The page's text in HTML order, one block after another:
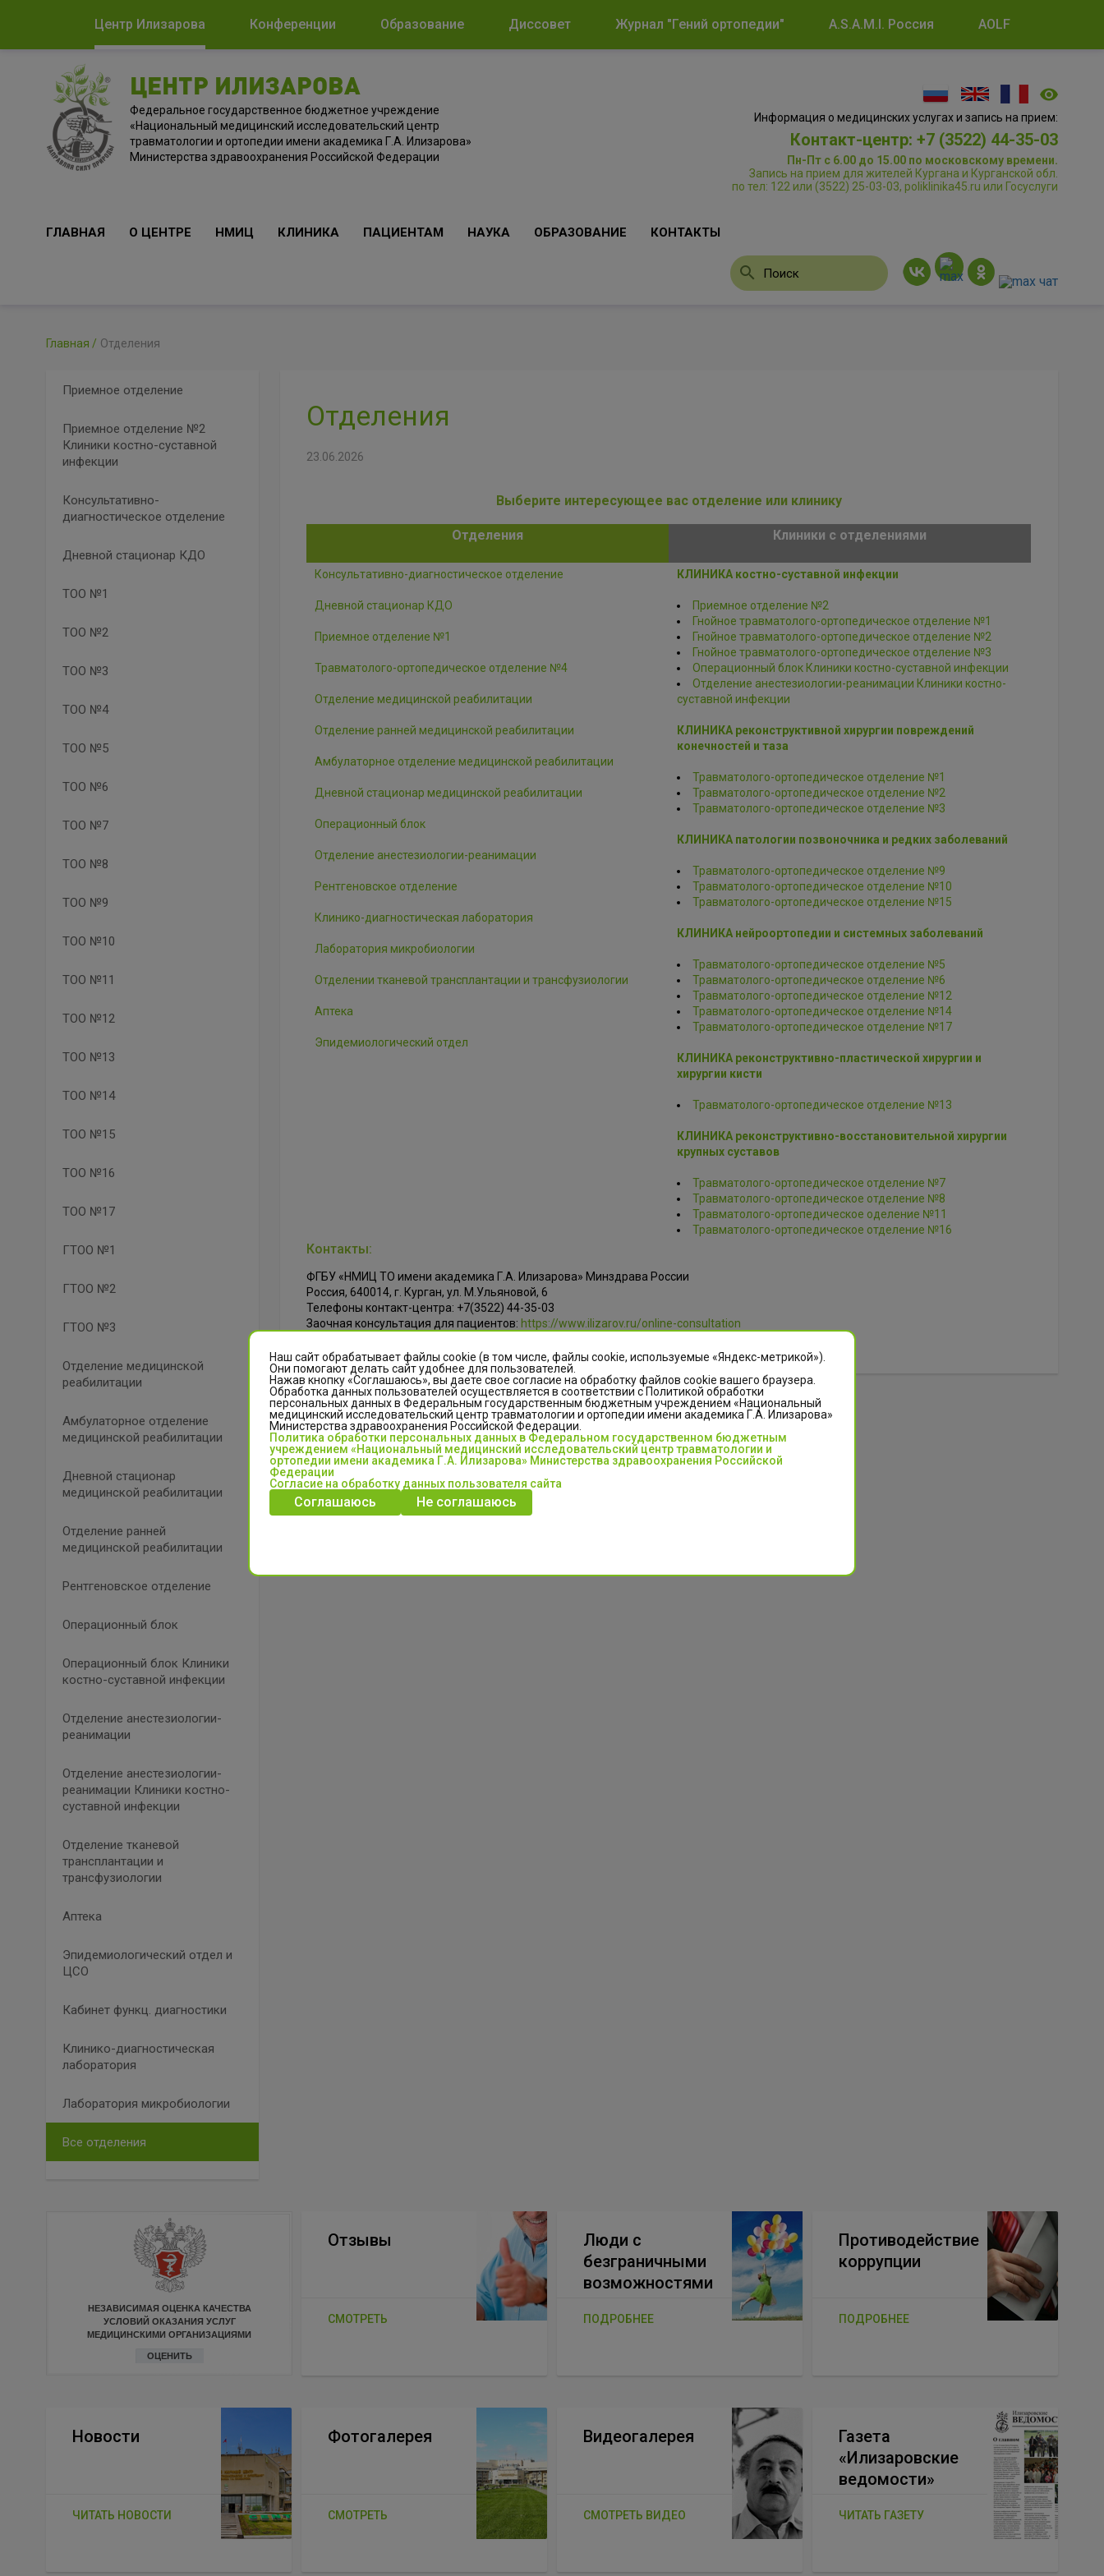
Центр Илизарова Конференции Образование Диссовет Журнал "Гений ортопедии" A.S.A.M.I. Россия AOLF
ЦЕНТР ИЛИЗАРОВА
Федеральное государственное бюджетное учреждение
«Национальный медицинский исследовательский центр
травматологии и ортопедии имени академика Г.А. Илизарова»
Министерства здравоохранения Российской Федерации
Информация о медицинских услугах и запись на прием:
Контакт-центр: +7 (3522) 44-35-03
Пн-Пт с 6.00 до 15.00 по московскому времени.
Запись на прием для жителей Кургана и Курганской обл.
по тел: 122 или (3522) 25-03-03, poliklinika45.ru или Госуслуги
ГЛАВНАЯ О ЦЕНТРЕ НМИЦ КЛИНИКА ПАЦИЕНТАМ НАУКА ОБРАЗОВАНИЕ КОНТАКТЫ
Главная Отделения
Приемное отделение
Приемное отделение №2
Клиники костно-суставной
инфекции
Консультативно-
диагностическое отделение
Дневной стационар КДО
ТОО №1
ТОО №2
ТОО №3
ТОО №4
ТОО №5
ТОО №6
ТОО №7
ТОО №8
ТОО №9
ТОО №10
ТОО №11
ТОО №12
ТОО №13
ТОО №14
ТОО №15
ТОО №16
ТОО №17
ГТОО №1
ГТОО №2
ГТОО №3
Отделение медицинской
реабилитации
Амбулаторное отделение
медицинской реабилитации
Дневной стационар
медицинской реабилитации
Отделение ранней
медицинской реабилитации
Рентгеновское отделение
Операционный блок
Операционный блок Клиники
костно-суставной инфекции
Отделение анестезиологии-
реанимации
Отделение анестезиологии-
реанимации Клиники костно-
суставной инфекции
Отделение тканевой
трансплантации и
трансфузиологии
Аптека
Эпидемиологический отдел и
ЦСО
Кабинет функц. диагностики
Клинико-диагностическая
лаборатория
Лаборатория микробиологии
Все отделения
Отделения
23.06.2026
Выберите интересующее вас отделение или клинику
Отделения Клиники с отделениями
Консультативно-диагностическое отделение
Дневной стационар КДО
Приемное отделение №1
Травматолого-ортопедическое отделение №4
Отделение медицинской реабилитации
Отделение ранней медицинской реабилитации
Амбулаторное отделение медицинской реабилитации
Дневной стационар медицинской реабилитации
Операционный блок
Отделение анестезиологии-реанимации
Рентгеновское отделение
Клинико-диагностическая лаборатория
Лаборатория микробиологии
Отделении тканевой трансплантации и трансфузиологии
Аптека
Эпидемиологический отдел
КЛИНИКА костно-суставной инфекции
Приемное отделение №2
Гнойное травматолого-ортопедическое отделение №1
Гнойное травматолого-ортопедическое отделение №2
Гнойное травматолого-ортопедическое отделение №3
Операционный блок Клиники костно-суставной инфекции
Отделение анестезиологии-реанимации Клиники костно-
суставной инфекции
КЛИНИКА реконструктивной хирургии повреждений
конечностей и таза
Травматолого-ортопедическое отделение №1
Травматолого-ортопедическое отделение №2
Травматолого-ортопедическое отделение №3
КЛИНИКА патологии позвоночника и редких заболеваний
Травматолого-ортопедическое отделение №9
Травматолого-ортопедическое отделение №10
Травматолого-ортопедическое отделение №15
КЛИНИКА нейроортопедии и системных заболеваний
Травматолого-ортопедическое отделение №5
Травматолого-ортопедическое отделение №6
Травматолого-ортопедическое отделение №12
Травматолого-ортопедическое отделение №14
Травматолого-ортопедическое отделение №17
КЛИНИКА реконструктивно-пластической хирургии и
хирургии кисти
Травматолого-ортопедическое отделение №13
КЛИНИКА реконструктивно-восстановительной хирургии
крупных суставов
Травматолого-ортопедическое отделение №7
Травматолого-ортопедическое отделение №8
Травматолого-ортопедическое оделение №11
Травматолого-ортопедическое отделение №16
Контакты:
ФГБУ «НМИЦ ТО имени академика Г.А. Илизарова» Минздрава России
Россия, 640014, г. Курган, ул. М.Ульяновой, 6
Телефоны контакт-центра: +7(3522) 44-35-03
Заочная консультация для пациентов: https://www.ilizarov.ru/online-consultation
НЕЗАВИСИМАЯ ОЦЕНКА КАЧЕСТВА
УСЛОВИЙ ОКАЗАНИЯ УСЛУГ
МЕДИЦИНСКИМИ ОРГАНИЗАЦИЯМИ
ОЦЕНИТЬ
Отзывы
СМОТРЕТЬ
Люди с
безграничными
возможностями
ПОДРОБНЕЕ
Противодействие
коррупции
ПОДРОБНЕЕ
Новости
ЧИТАТЬ НОВОСТИ
Фотогалерея
СМОТРЕТЬ
Видеогалерея
СМОТРЕТЬ ВИДЕО
Газета
«Илизаровские
ведомости»
ЧИТАТЬ ГАЗЕТУ
Наш сайт обрабатывает файлы cookie (в том числе, файлы cookie, используемые «Яндекс-метрикой»).
Они помогают делать сайт удобнее для пользователей.
Нажав кнопку «Соглашаюсь», вы даете свое согласие на обработку файлов cookie вашего браузера.
Обработка данных пользователей осуществляется в соответствии с Политикой обработки
персональных данных в Федеральным государственным бюджетным учреждением «Национальный
медицинский исследовательский центр травматологии и ортопедии имени академика Г.А. Илизарова»
Министерства здравоохранения Российской Федерации.
Политика обработки персональных данных в Федеральном государственном бюджетным
учреждением «Национальный медицинский исследовательский центр травматологии и
ортопедии имени академика Г.А. Илизарова» Министерства здравоохранения Российской
Федерации
Согласие на обработку данных пользователя сайта
Соглашаюсь Не соглашаюсь